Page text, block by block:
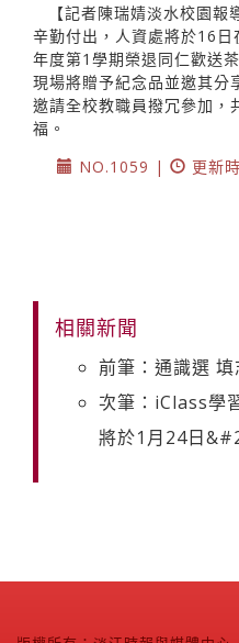
【記者陳瑞婧淡水校園
辛勤付出，人資處將於16
年度第1學期榮退同仁歡送
現場將贈予紀念品並邀其分
邀請全校教職員撥冗參加，
福。
NO.1059 |
更新
相關新聞
前筆：通識選
次筆：iClass學
將於1月24日